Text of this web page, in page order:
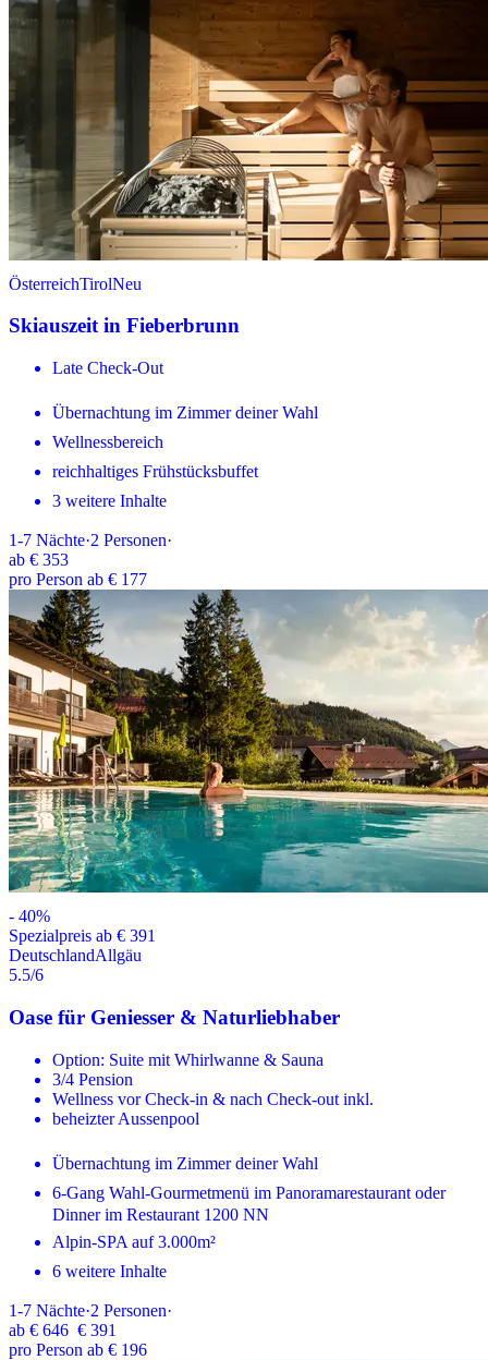
ÖsterreichTirolNeu
Skiauszeit in Fieberbrunn
Late Check-Out
Übernachtung im Zimmer deiner Wahl
Wellnessbereich
reichhaltiges Frühstücksbuffet
3 weitere Inhalte
1-7 Nächte·2 Personen·
ab € 353
pro Person ab € 177
- 40%
Spezialpreis ab € 391
DeutschlandAllgäu
5.5/6
Oase für Geniesser & Naturliebhaber
Option: Suite mit Whirlwanne & Sauna
3/4 Pension
Wellness vor Check-in & nach Check-out inkl.
beheizter Aussenpool
Übernachtung im Zimmer deiner Wahl
6-Gang Wahl-Gourmetmenü im Panoramarestaurant oder
Dinner im Restaurant 1200 NN
Alpin-SPA auf 3.000m²
6 weitere Inhalte
1-7 Nächte·2 Personen·
ab € 646 € 391
pro Person ab € 196